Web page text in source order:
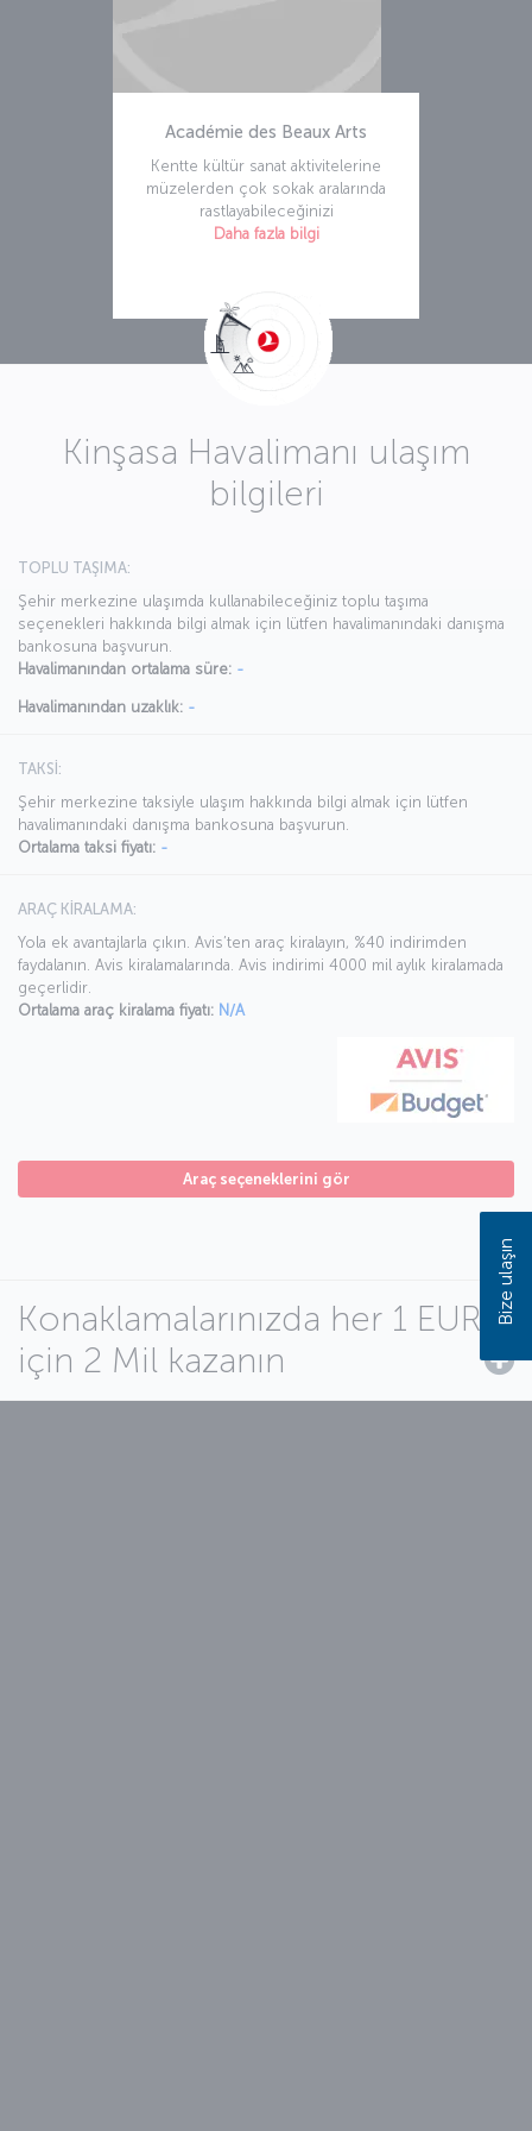
Académie des Beaux Arts
Kentte kültür sanat aktivitelerine
müzelerden çok sokak aralarında
rastlayabileceğinizi
Daha fazla bilgi
Kinşasa Havalimanı ulaşım
bilgileri
TOPLU TAŞIMA:
Şehir merkezine ulaşımda kullanabileceğiniz toplu taşıma
seçenekleri hakkında bilgi almak için lütfen havalimanındaki danışma
bankosuna başvurun.
Havalimanından ortalama süre: -
Havalimanından uzaklık: -
TAKSİ:
Şehir merkezine taksiyle ulaşım hakkında bilgi almak için lütfen
havalimanındaki danışma bankosuna başvurun.
Ortalama taksi fiyatı: -
ARAÇ KİRALAMA:
Yola ek avantajlarla çıkın. Avis’ten araç kiralayın, %40 indirimden
faydalanın. Avis kiralamalarında. Avis indirimi 4000 mil aylık kiralamada
geçerlidir.
Ortalama araç kiralama fiyatı: N/A
Araç seçeneklerini gör
Konaklamalarınızda her 1 EUR
için 2 Mil kazanın
Bize ulaşın